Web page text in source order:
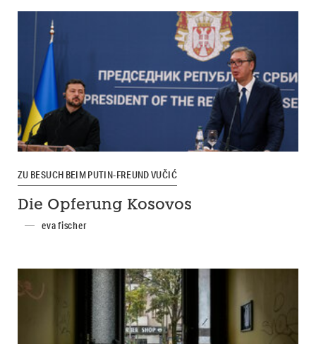
ZU BESUCH BEIM PUTIN-FREUND VUČIĆ
Die Opferung Kosovos
eva fischer